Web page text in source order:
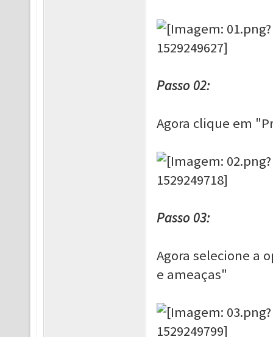
Passo 02:
Agora clique em
Passo 03:
Agora selecione a
e ameaças"